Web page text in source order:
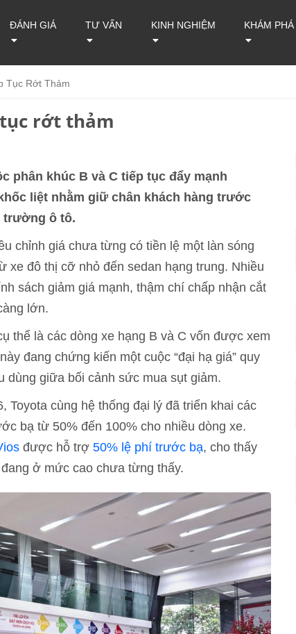
ĐÁNH GIÁ TƯ VẤN KINH NGHIỆM KHÁM PHÁ
Tục Rớt Thảm
rớt thảm
phân khúc B và C tiếp tục đẩy mạnh
liệt nhằm giữ chân khách hàng trước
trường ô tô.
chỉnh giá chưa từng có tiền lệ một làn sóng
xe đô thị cỡ nhỏ đến sedan hạng trung. Nhiều
sách giảm giá mạnh, thậm chí chấp nhận cắt
lớn.
thể là các dòng xe hạng B và C vốn được xem
đang chứng kiến một cuộc “đại hạ giá” quy
giữa bối cảnh sức mua sụt giảm.
Toyota cùng hệ thống đại lý đã triển khai các
bạ từ 50% đến 100% cho nhiều dòng xe.
được hỗ trợ 50% lệ phí trước bạ, cho thấy
ở mức cao chưa từng thấy.